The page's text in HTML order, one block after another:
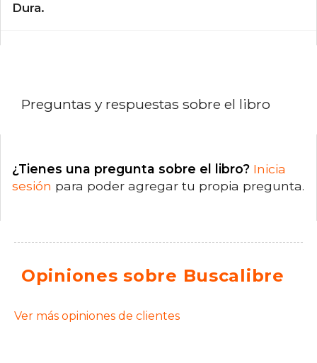
Dura.
Preguntas y respuestas sobre el libro
¿Tienes una pregunta sobre el libro? Inicia
sesión para poder agregar tu propia pregunta.
Opiniones sobre Buscalibre
Ver más opiniones de clientes